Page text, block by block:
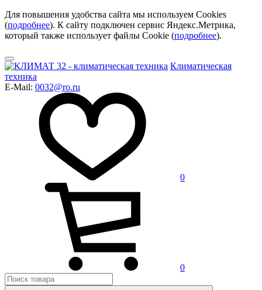
Для повышения удобства сайта мы используем Cookies
(подробнее). К сайту подключен сервис Яндекс.Метрика,
который также использует файлы Cookie (подробнее).
Климатическая
техника
E-Mail: 0032@ro.ru
0
0